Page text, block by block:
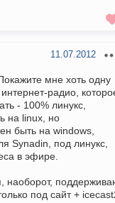
11.07.2012
мне хоть одну
радио,
- 100% линукс,
на linux, но
быть на windows,
Synadin, под линукс,
в эфире.
наоборот,
под сайт +